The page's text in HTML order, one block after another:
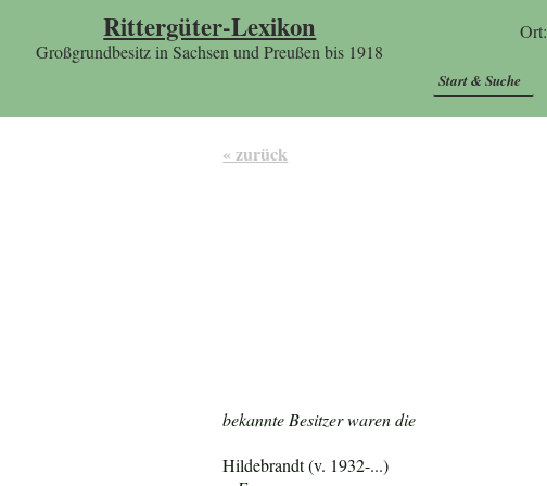
Rittergüter-Lexikon
Großgrundbesitz in Sachsen und Preußen bis 1918
Ort:
Start & Suche
« zurück
bekannte Besitzer waren die
Hildebrandt (v. 1932-...)